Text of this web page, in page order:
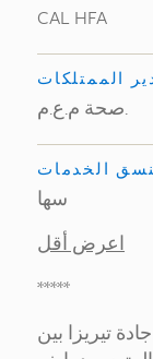
CAL HFA
الممتلكات
صحة م.ع.م.
الخدمات
سها
اعرض أقل
*****
تيريزا بين